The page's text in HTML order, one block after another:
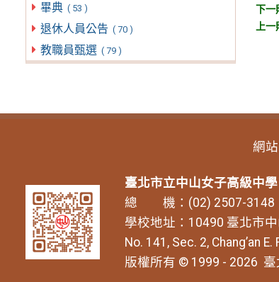
畢典 ( 53 )
退休人員公告 ( 70 )
教職員甄選 ( 79 )
網
臺北市立中山女子高級中學
總 機：(02) 2507-3148
學校地址：10490 臺北市
No. 141, Sec. 2, Chang’an
版權所有 © 1999 - 2026